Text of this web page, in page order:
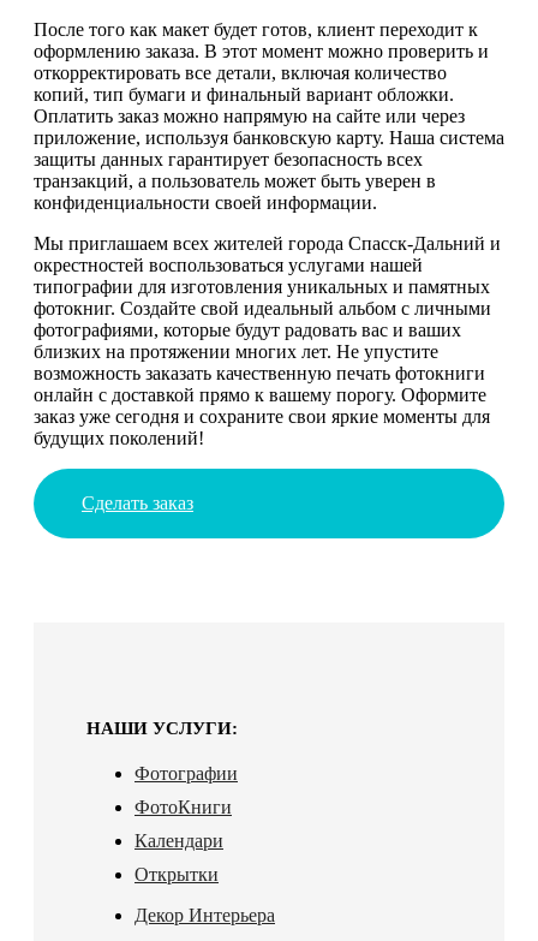
После того как макет будет готов, клиент переходит к
оформлению заказа. В этот момент можно проверить и
откорректировать все детали, включая количество
копий, тип бумаги и финальный вариант обложки.
Оплатить заказ можно напрямую на сайте или через
приложение, используя банковскую карту. Наша система
защиты данных гарантирует безопасность всех
транзакций, а пользователь может быть уверен в
конфиденциальности своей информации.
Мы приглашаем всех жителей города Спасск-Дальний и
окрестностей воспользоваться услугами нашей
типографии для изготовления уникальных и памятных
фотокниг. Создайте свой идеальный альбом с личными
фотографиями, которые будут радовать вас и ваших
близких на протяжении многих лет. Не упустите
возможность заказать качественную печать фотокниги
онлайн с доставкой прямо к вашему порогу. Оформите
заказ уже сегодня и сохраните свои яркие моменты для
будущих поколений!
Сделать заказ
НАШИ УСЛУГИ:
Фотографии
ФотоКниги
Календари
Открытки
Декор Интерьера